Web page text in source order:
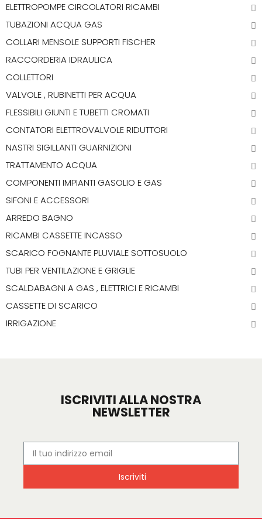
ELETTROPOMPE CIRCOLATORI RICAMBI
TUBAZIONI ACQUA GAS
COLLARI MENSOLE SUPPORTI FISCHER
RACCORDERIA IDRAULICA
COLLETTORI
VALVOLE , RUBINETTI PER ACQUA
FLESSIBILI GIUNTI E TUBETTI CROMATI
CONTATORI ELETTROVALVOLE RIDUTTORI
NASTRI SIGILLANTI GUARNIZIONI
TRATTAMENTO ACQUA
COMPONENTI IMPIANTI GASOLIO E GAS
SIFONI E ACCESSORI
ARREDO BAGNO
RICAMBI CASSETTE INCASSO
SCARICO FOGNANTE PLUVIALE SOTTOSUOLO
TUBI PER VENTILAZIONE E GRIGLIE
SCALDABAGNI A GAS , ELETTRICI E RICAMBI
CASSETTE DI SCARICO
IRRIGAZIONE
ISCRIVITI ALLA NOSTRA
NEWSLETTER
Iscriviti